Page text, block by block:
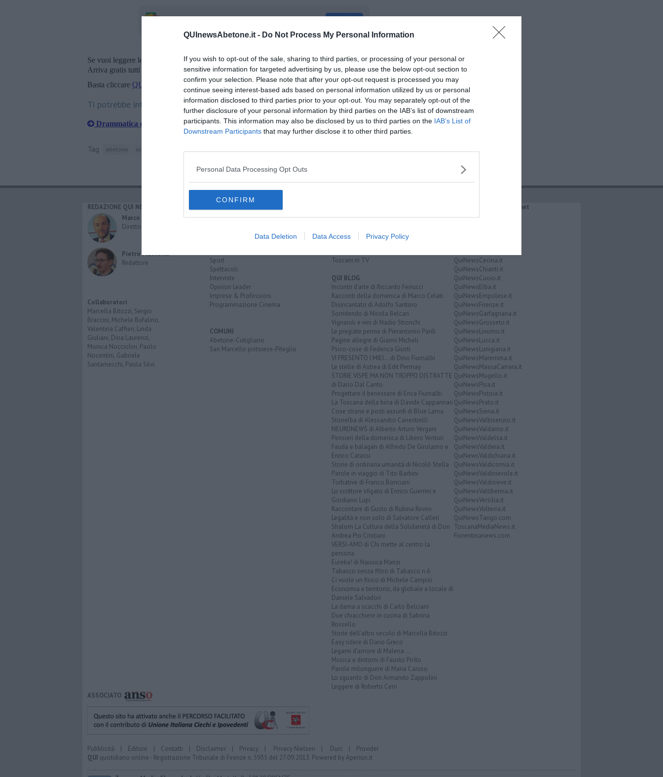
QUInewsAbetone.it - Do Not Process My Personal Information
If you wish to opt-out of the sale, sharing to third parties, or processing of your personal or
sensitive information for targeted advertising by us, please use the below opt-out section to
confirm your selection. Please note that after your opt-out request is processed you may
continue seeing interest-based ads based on personal information utilized by us or personal
information disclosed to third parties prior to your opt-out. You may separately opt-out of the
further disclosure of your personal information by third parties on the IAB’s list of downstream
participants. This information may also be disclosed by us to third parties on the IAB’s List of
Downstream Participants that may further disclose it to other third parties.
Personal Data Processing Opt Outs
CONFIRM
Data Deletion Data Access Privacy Policy
Se vuoi leggere le notizie principali della Toscana iscriviti allaNewsletter QUInews - ToscanaMedia.
Arriva gratis tutti i giorni alle 20:00 direttamente nella tua casella di posta.
Basta cliccare QUI
Ti potrebbe interessare anche:
Drammatica caduta sugli sci all'Abetone
Tag abetone ortopedia
REDAZIONE QUI NEWS
Marco Migli
Direttore Responsabile
Pietro Mattonai
Redattore
Collaboratori
Marcella Bitozzi, Sergio
Braccini, Michele Bufalino,
Valentina Caffieri, Linda
Giuliani, Dina Laurenzi,
Monica Nocciolini, Paolo
Nocentini, Gabriele
Santarnecchi, Paola Silvi.
Cronaca
Sport
Spettacoli
Interviste
Opinion Leader
Imprese & Professioni
Programmazione Cinema
COMUNI
Abetone-Cutigliano
San Marcello pistoiese-Piteglio
Le notizie di oggi
Più Letti del mese
Archivio Notizie
Toscani in TV
QUI BLOG
Incontri d'arte di Riccardo Ferrucci
Racconti della domenica di Marco Celati
Disincantato di Adolfo Santoro
Sorridendo di Nicola Belcari
Vignaioli e vini di Nadio Stronchi
Le pregiate penne di Pierantonio Pardi
Pagine allegre di Gianni Micheli
Psico-cose di Federica Giusti
VI PRESENTO I MIEI... di Dino Fiumalbi
Le stelle di Astrea di Edit Permay
STORIE VISPE MA NON TROPPO DISTRATTE
di Dario Dal Canto
Progettare il benessere di Erica Fiumalbi
La Toscana della birra di Davide Cappannari
Cose strane e posti assurdi di Blue Lama
Storielba di Alessandro Canestrelli
NEURONEWS di Alberto Arturo Vergani
Pensieri della domenica di Libero Venturi
Fauda e balagan di Alfredo De Girolamo e
Enrico Catassi
Storie di ordinaria umanità di Nicolò Stella
Parole in viaggio di Tito Barbini
Turbative di Franco Bonciani
Lo scrittore sfigato di Enrico Guerrini e
Gordiano Lupi
Raccontare di Gusto di Rubina Rovini
Legalità e non solo di Salvatore Calleri
Shalom La Cultura della Solidarietà di Don
Andrea Pio Cristiani
VERSI-AMO di Chi mette al centro la
persona
Eureka! di Nausica Manzi
Tabasco senza filtro di Tabasco n.6
Ci vuole un fisico di Michele Campisi
Economia e territorio, da globale a locale di
Daniele Salvadori
La dama a scacchi di Carlo Belciani
Due chiacchiere in cucina di Sabrina
Rossello
Storie dell'altro secolo di Marcella Bitozzi
Easy ridere di Dario Greco
Legami d'amore di Malena ...
Musica e dintorni di Fausto Pirìto
Parole milonguere di Maria Caruso
Lo sguardo di Don Armando Zappolini
Leggere di Roberto Cerri
IL NETWORK QuiNews.net
QuiNewsAbetone.it
QuiNewsCecina.it
QuiNewsChianti.it
QuiNewsCuoio.it
QuiNewsElba.it
QuiNewsEmpolese.it
QuiNewsFirenze.it
QuiNewsGarfagnana.it
QuiNewsGrosseto.it
QuiNewsLivorno.it
QuiNewsLucca.it
QuiNewsLunigiana.it
QuiNewsMaremma.it
QuiNewsMassaCarrara.it
QuiNewsMugello.it
QuiNewsPisa.it
QuiNewsPistoia.it
QuiNewsPrato.it
QuiNewsSiena.it
QuiNewsValbisenzio.it
QuiNewsValdarno.it
QuiNewsValdelsa.it
QuiNewsValdera.it
QuiNewsValdichiana.it
QuiNewsValdicornia.it
QuiNewsValdinievole.it
QuiNewsValdisieve.it
QuiNewsValtiberina.it
QuiNewsVersilia.it
QuiNewsVolterra.it
QuiNewsTango.com
ToscanaMediaNews.it
Fiorentinanews.com
ASSOCIATO
Pubblicità | Editore | Contatti | Disclaimer | Privacy | Privacy Nielsen | Durc | Provider
QUI quotidiano online - Registrazione Tribunale di Firenze n. 5935 del 27.09.2013. Powered byAperion.it